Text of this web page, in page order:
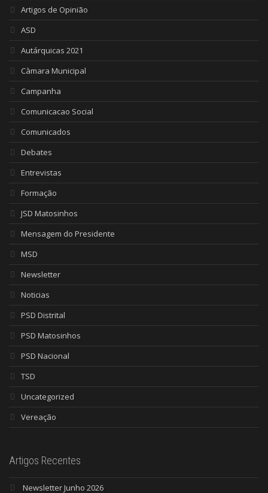
Artigos de Opinião
ASD
Autárquicas 2021
Càmara Municipal
Campanha
Comunicacao Social
Comunicados
Debates
Entrevistas
Formação
JSD Matosinhos
Mensagem do Presidente
MSD
Newsletter
Noticias
PSD Distrital
PSD Matosinhos
PSD Nacional
TSD
Uncategorized
Vereação
Artigos Recentes
Newsletter Junho 2026